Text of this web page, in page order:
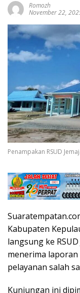
Romozh
November 22,
Penampakan RSUD
Kabupaten
langsung ke
menerima
pelayanan salah
Kunjungan ini